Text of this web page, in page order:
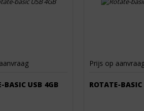
BASIC USB 4GB
Prijs op
ROTATE-